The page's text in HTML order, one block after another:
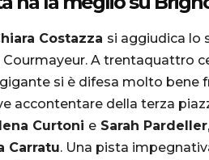
Costazza si aggiudica lo
A trentaquattro
si è difesa molto bene
accontentare della terza
Curtoni e Sarah Pardeller
Carratu. Una pista